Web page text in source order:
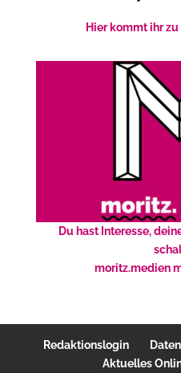
Hier kommt ihr
Du hast Interesse,
moritz.medien
Redaktionslogin
Aktuelles